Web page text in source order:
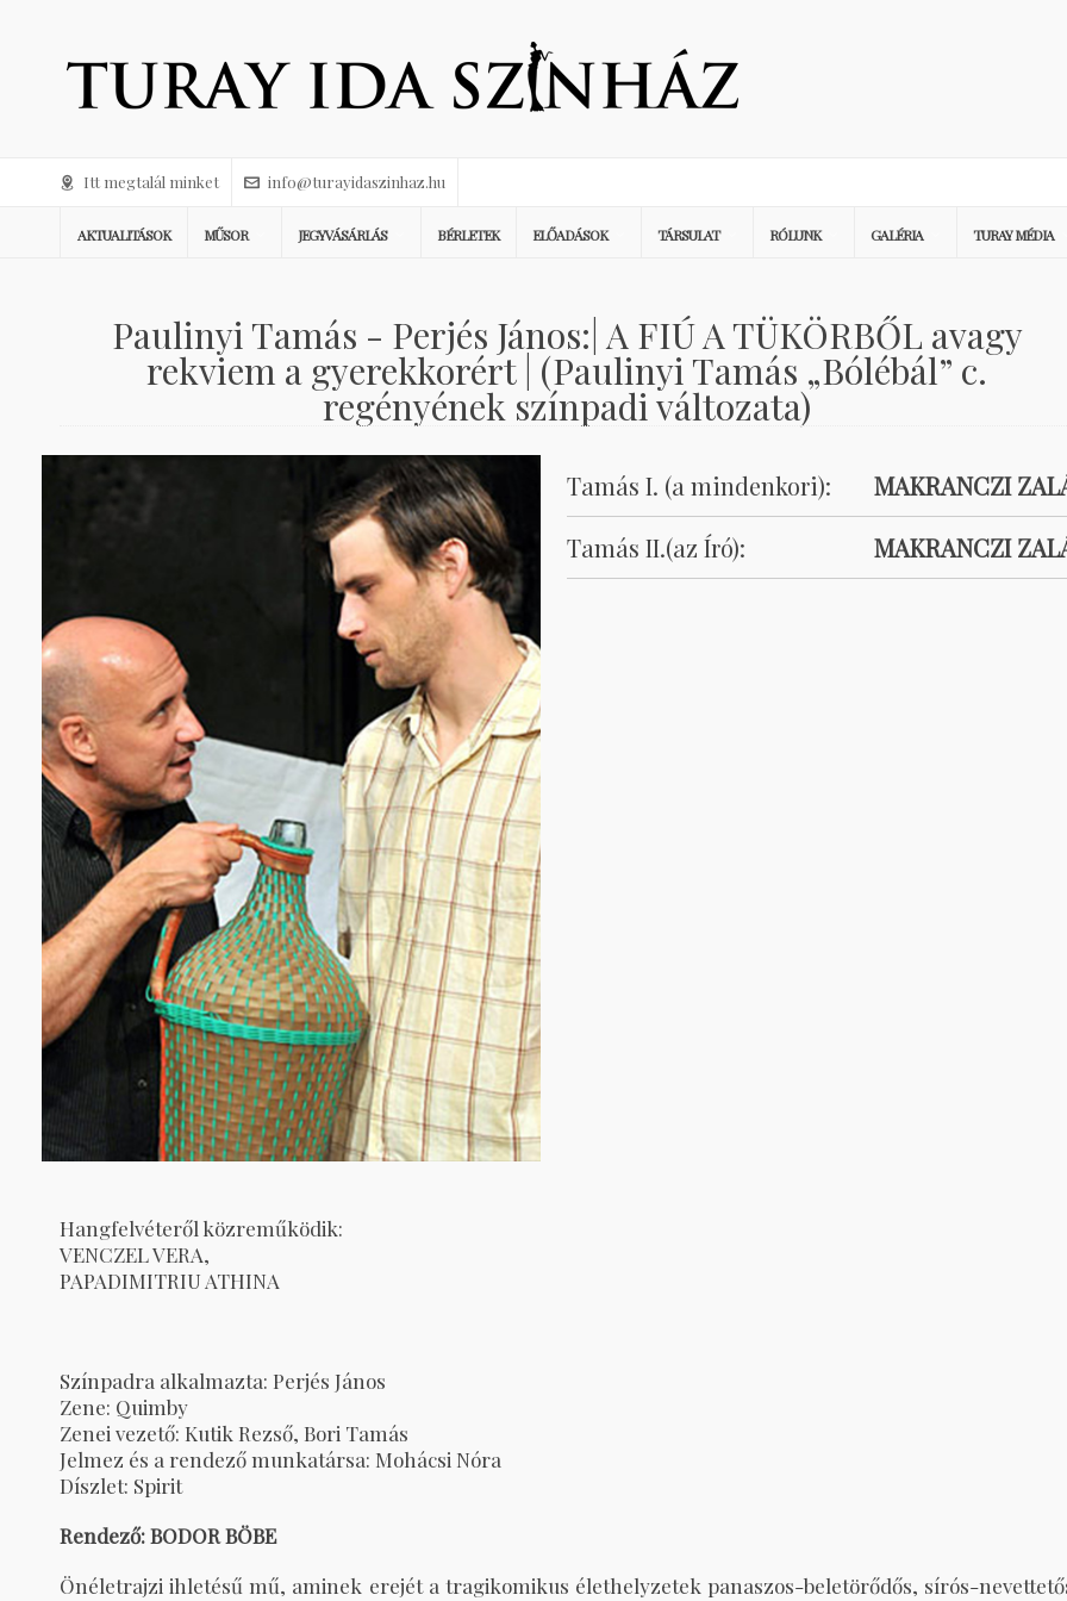
Itt megtalál minket info@turayidaszinhaz.hu
AKTUALITÁSOK MŰSOR JEGYVÁSÁRLÁS BÉRLETEK ELŐADÁSOK TÁRSULAT RÓLUNK GALÉRIA TURAY MÉDIA
Paulinyi Tamás - Perjés János:| A FIÚ A TÜKÖRBŐL avagy
rekviem a gyerekkorért | (Paulinyi Tamás „Bólébál” c.
regényének színpadi változata)
Tamás I. (a mindenkori):
MAKRANCZI
Tamás II.(az Író):
MAKRANCZI
Hangfelvéteről közreműködik:
VENCZEL VERA,
PAPADIMITRIU ATHINA
Színpadra alkalmazta: Perjés János
Zene: Quimby
Zenei vezető: Kutik Rezső, Bori Tamás
Jelmez és a rendező munkatársa: Mohácsi Nóra
Díszlet: Spirit
Rendező:BODOR BÖBE
Önéletrajzi ihletésű mű, aminek erejét a tragikomikus élethelyzetek panaszos-beletörődős, sírós-